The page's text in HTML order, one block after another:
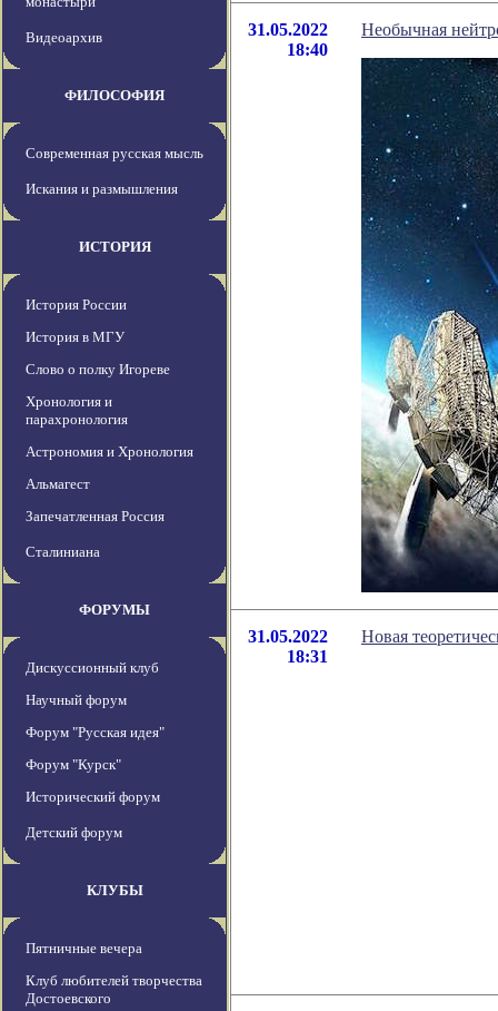
Видеоархив
ФИЛОСОФИЯ
Современная русская мысль
Искания и размышления
ИСТОРИЯ
История России
История в МГУ
Слово о полку Игореве
Хронология и
парахронология
Астрономия и Хронология
Альмагест
Запечатленная Россия
Сталиниана
ФОРУМЫ
Дискуссионный клуб
Научный форум
Форум "Русская идея"
Форум "Курск"
Исторический форум
Детский форум
КЛУБЫ
Пятничные вечера
Клуб любителей творчества
Достоевского
31.05.2022
18:40
Необычная
31.05.2022
18:31
Новая